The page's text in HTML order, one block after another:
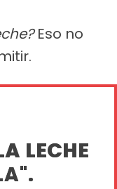
Eso no
LECHE